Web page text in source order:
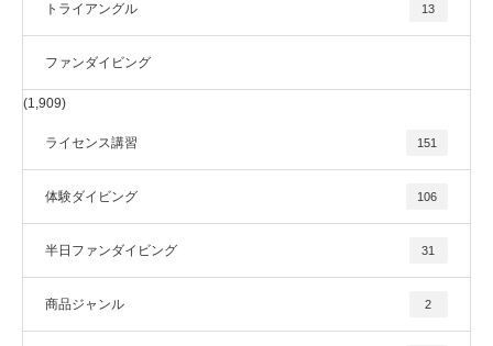
トライアングル 13
ファンダイビング
(1,909)
ライセンス講習 151
体験ダイビング 106
半日ファンダイビング 31
商品ジャンル 2